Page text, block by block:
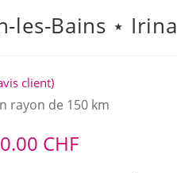
les-Bains ⋆ Irina
client)
rayon de 150 km
CHF